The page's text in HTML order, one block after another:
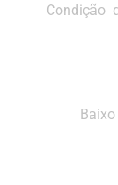
Condição